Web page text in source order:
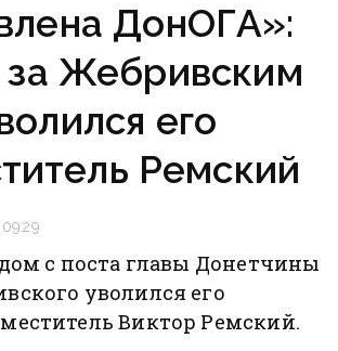
ДонОГА»:
за Жебривским
его
Ремский
с поста главы Донетчины
уволился его
Виктор Ремский.